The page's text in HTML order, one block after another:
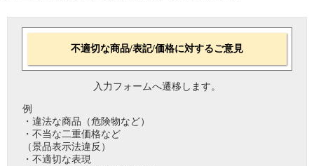
不適切な商品/表記/価格に対するご意見
入力フォームへ遷移します。
例
・違法な商品（危険物など）
・不当な二重価格など
（景品表示法違反）
・不適切な表現